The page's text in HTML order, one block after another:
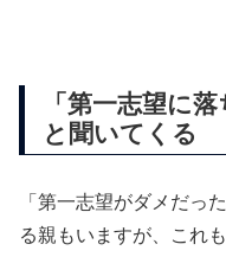
「第一志望に
と聞いてくる
「第一志望がダメだっ
る親もいますが、これ